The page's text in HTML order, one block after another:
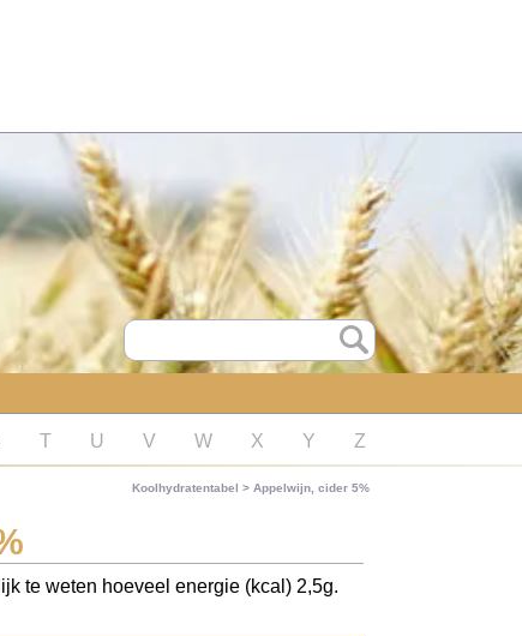
T U V W X Y Z
Koolhydratentabel > Appelwijn, cider 5%
te weten hoeveel energie (kcal) 2,5g.